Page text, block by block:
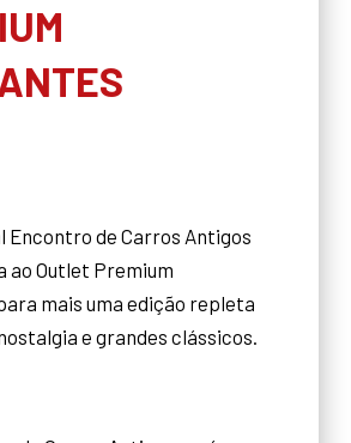
Encontro de Carros Antigos
ao Outlet Premium
mais uma edição repleta
e grandes clássicos.